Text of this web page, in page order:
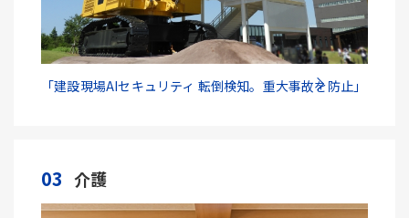
「建設現場AIセキュリティ 転倒検知。重大事故を防止」
03 介護